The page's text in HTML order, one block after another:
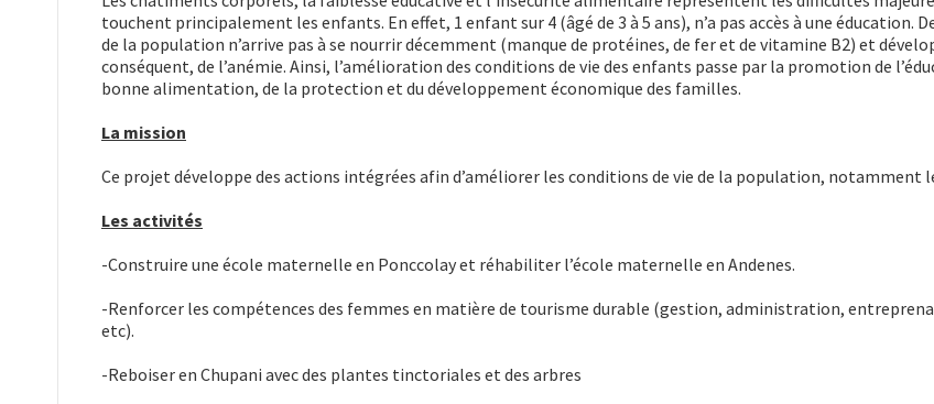
touchent principalement les enfants. En effet, 1 enfant sur 4 (âgé de 3 à 5 ans), n’a pas accès à une éducation.
de la population n’arrive pas à se nourrir décemment (manque de protéines, de fer et de vitamine B2) et
conséquent, de l’anémie. Ainsi, l’amélioration des conditions de vie des enfants passe par la promotion de
bonne alimentation, de la protection et du développement économique des familles.
La mission
Ce projet développe des actions intégrées afin d’améliorer les conditions de vie de la population, notamment
Les activités
-Construire une école maternelle en Ponccolay et réhabiliter l’école maternelle en Andenes.
-Renforcer les compétences des femmes en matière de tourisme durable (gestion, administration,
etc).
-Reboiser en Chupani avec des plantes tinctoriales et des arbres